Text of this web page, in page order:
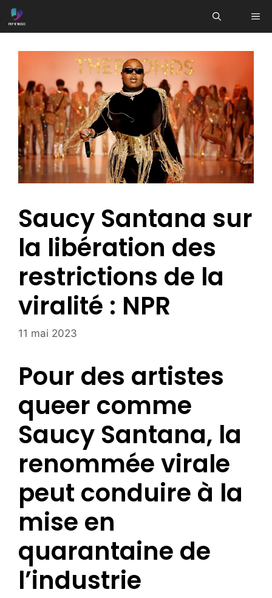
Aller
au
Saucy Santana sur
la libération des
restrictions de la
viralité : NPR
11 mai 2023
Pour des artistes
queer comme
Saucy Santana, la
renommée virale
peut conduire à la
mise en
quarantaine de
l’industrie